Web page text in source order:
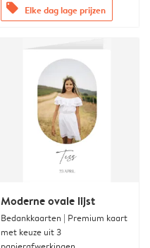
offers Elke dag lage prijzen
Moderne ovale lijst
Bedankkaarten | Premium kaart
met keuze uit 3